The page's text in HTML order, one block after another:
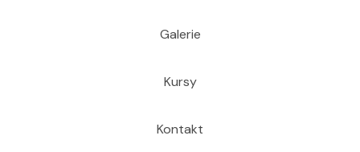
Galerie
Kursy
Kontakt